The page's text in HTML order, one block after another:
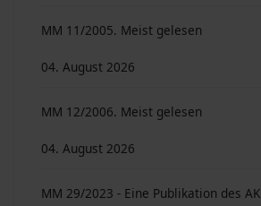
MM 11/2005. Meist gelesen
04. August 2026
MM 12/2006. Meist gelesen
04. August 2026
MM 29/2023 - Eine Publikation des AK